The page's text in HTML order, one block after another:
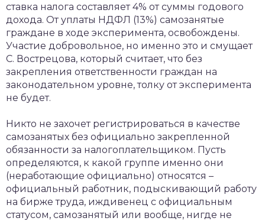
ставка налога составляет 4% от суммы годового
дохода. От уплаты НДФЛ (13%) самозанятые
граждане в ходе эксперимента, освобождены.
Участие добровольное, но именно это и смущает
С. Вострецова, который считает, что без
закрепления ответственности граждан на
законодательном уровне, толку от эксперимента
не будет.
Никто не захочет регистрироваться в качестве
самозанятых без официально закрепленной
обязанности за налогоплательщиком. Пусть
определяются, к какой группе именно они
(неработающие официально) относятся –
официальный работник, подыскивающий работу
на бирже труда, иждивенец с официальным
статусом, самозанятый или вообще, нигде не